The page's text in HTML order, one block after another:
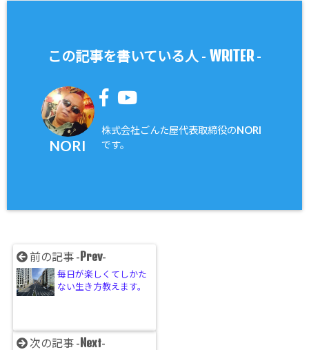
この記事を書いている人 - WRITER -
NORI
株式会社ごんた屋代表取締役のNORI
です。
前の記事 -Prev-
毎日が楽しくてしかた
ない生き方教えます。
次の記事 -Next-